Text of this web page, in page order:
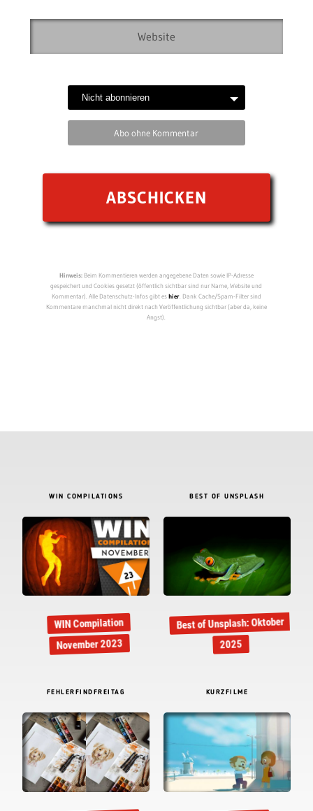
Abo ohne Kommentar
Hinweis:Beim Kommentieren werden angegebene Daten sowie IP-Adresse
gespeichert und Cookies gesetzt (öffentlich sichtbar sind nur Name, Website und
Kommentar). Alle Datenschutz-Infos gibt eshier. Dank Cache/Spam-Filter sind
Kommentare manchmal nicht direkt nach Veröffentlichung sichtbar (aber da, keine
Angst).
WIN COMPILATIONS
WIN Compilation
November 2023
BEST OF UNSPLASH
Best of Unsplash: Oktober
2025
FEHLERFINDFREITAG KURZFILME